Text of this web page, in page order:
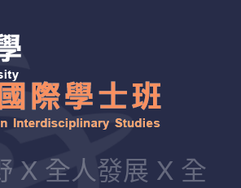
X 全人發展 X 全